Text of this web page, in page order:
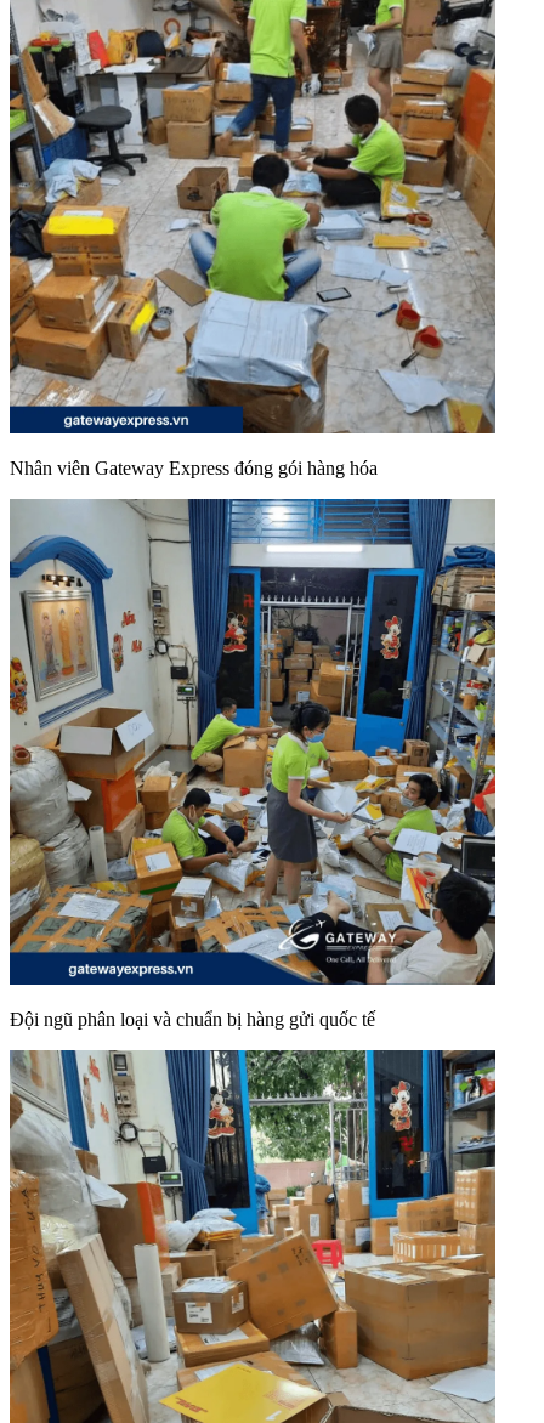
Nhân viên Gateway Express đóng gói hàng hóa
Đội ngũ phân loại và chuẩn bị hàng gửi quốc tế